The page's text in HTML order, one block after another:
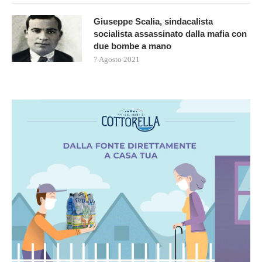
Giuseppe Scalia, sindacalista
socialista assassinato dalla mafia con
due bombe a mano
7 Agosto 2021